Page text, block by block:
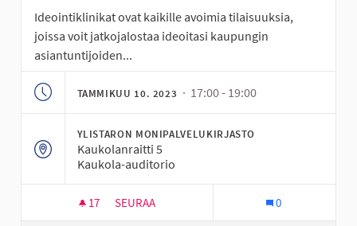
Ideointiklinikat ovat kaikille avoimia tilaisuuksia,
joissa voit jatkojalostaa ideoitasi kaupungin
asiantuntijoiden...
TAMMIKUU 10. 2023 · 17:00 - 19:00
YLISTARON MONIPALVELUKIRJASTO
Kaukolanraitti 5
Kaukola-auditorio
17 17 SEURAAJAA
SEURAA 0